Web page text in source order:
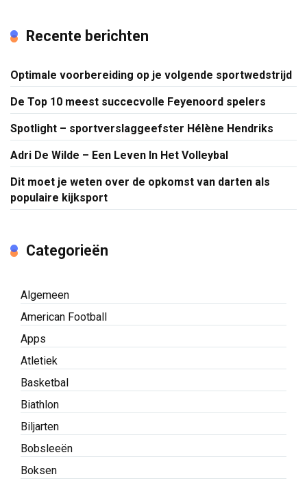
Recente berichten
Optimale voorbereiding op je volgende sportwedstrijd
De Top 10 meest succecvolle Feyenoord spelers
Spotlight – sportverslaggeefster Hélène Hendriks
Adri De Wilde – Een Leven In Het Volleybal
Dit moet je weten over de opkomst van darten als
populaire kijksport
Categorieën
Algemeen
American Football
Apps
Atletiek
Basketbal
Biathlon
Biljarten
Bobsleeën
Boksen